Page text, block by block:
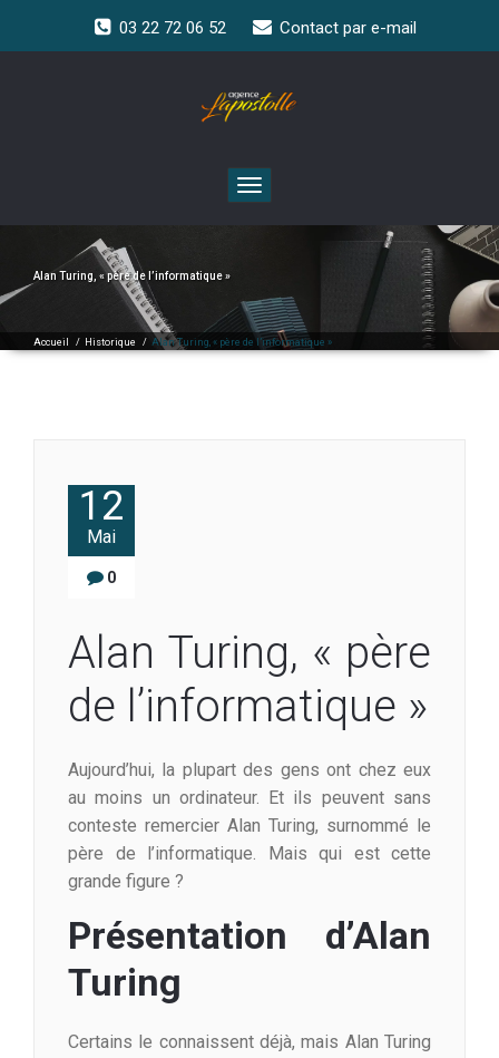
03 22 72 06 52 Contact par e-mail
Toggle
navigation
Alan Turing, « père de l’informatique »
Accueil / Historique / Alan Turing, « père de l’informatique »
12
Mai
0
Alan Turing, « père
de l’informatique »
Aujourd’hui, la plupart des gens ont chez eux
au moins un ordinateur. Et ils peuvent sans
conteste remercier Alan Turing, surnommé le
père de l’informatique. Mais qui est cette
grande figure ?
Présentation d’Alan
Turing
Certains le connaissent déjà, mais Alan Turing